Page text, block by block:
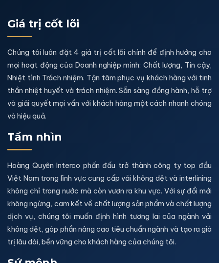
Giá trị cốt lõi
Chúng tôi luôn đặt 4 giá trị cốt lõi chính để định hướng cho
mọi hoạt động của Doanh nghiệp mình: Chất lượng, Tin cậy,
Nhiệt tình Trách nhiệm. Tận tâm phục vụ khách hàng với tinh
thần nhiệt huyết và trách nhiệm. Sẵn sàng đồng hành, hỗ trợ
và giải quyết mọi vấn với khách hàng một cách nhanh chóng
và hiệu quả.
Tầm nhìn
Hoàng Quyên Interco phấn đấu trở thành công ty top đầu
Việt Nam trong lĩnh vực cung cấp vải không dệt và interlining
không chỉ trong nước mà còn vươn ra khu vực. Với sự đổi mới
không ngừng, cam kết về chất lượng sản phẩm và chất lượng
dịch vụ, chúng tôi muốn định hình tương lai của ngành vải
không dệt, góp phần nâng cao tiêu chuẩn ngành và tạo ra giá
trị lâu dài, bền vững cho khách hàng của chúng tôi.